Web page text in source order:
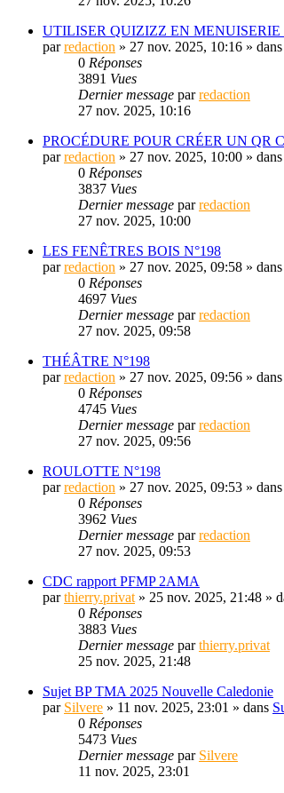
UTILISER QUIZIZZ EN MENUISERIE
parredaction » 27 nov. 2025, 10:16 » dans
0 Réponses
3891 Vues
Dernier message parredaction
27 nov. 2025, 10:16
PROCÉDURE POUR CRÉER UN QR
parredaction » 27 nov. 2025, 10:00 » dans
0 Réponses
3837 Vues
Dernier message parredaction
27 nov. 2025, 10:00
LES FENÊTRES BOIS N°198
parredaction » 27 nov. 2025, 09:58 » dans
0 Réponses
4697 Vues
Dernier message parredaction
27 nov. 2025, 09:58
THÉÂTRE N°198
parredaction » 27 nov. 2025, 09:56 » dans
0 Réponses
4745 Vues
Dernier message parredaction
27 nov. 2025, 09:56
ROULOTTE N°198
parredaction » 27 nov. 2025, 09:53 » dans
0 Réponses
3962 Vues
Dernier message parredaction
27 nov. 2025, 09:53
CDC rapport PFMP 2AMA
parthierry.privat » 25 nov. 2025, 21:48 »
0 Réponses
3883 Vues
Dernier message parthierry.privat
25 nov. 2025, 21:48
Sujet BP TMA 2025 Nouvelle Caledonie
par Silvere » 11 nov. 2025, 23:01 » dans
0 Réponses
5473 Vues
Dernier message par Silvere
11 nov. 2025, 23:01